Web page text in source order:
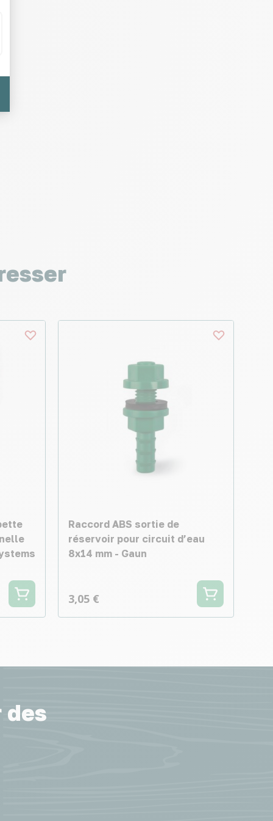
Raccord ABS sortie de
réservoir pour circuit d’eau
8x14 mm - Gaun
3,05 €
des